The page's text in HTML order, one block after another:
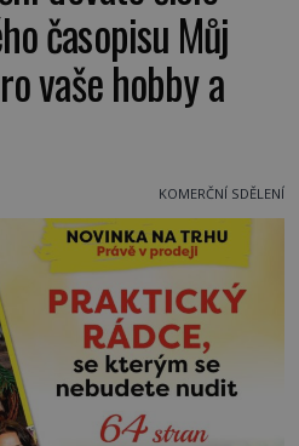
časopisu Můj
vaše hobby a
KOMERČNÍ SDĚLENÍ